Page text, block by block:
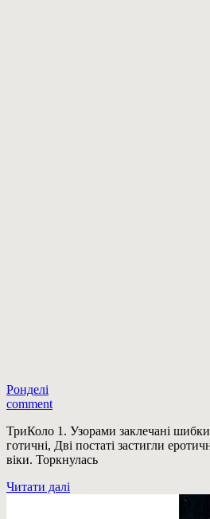
Ронделі
comment
ТриКоло 1. Узорами заклечані
готичні, Дві постаті застигли
віки. Торкнулась
Читати далі